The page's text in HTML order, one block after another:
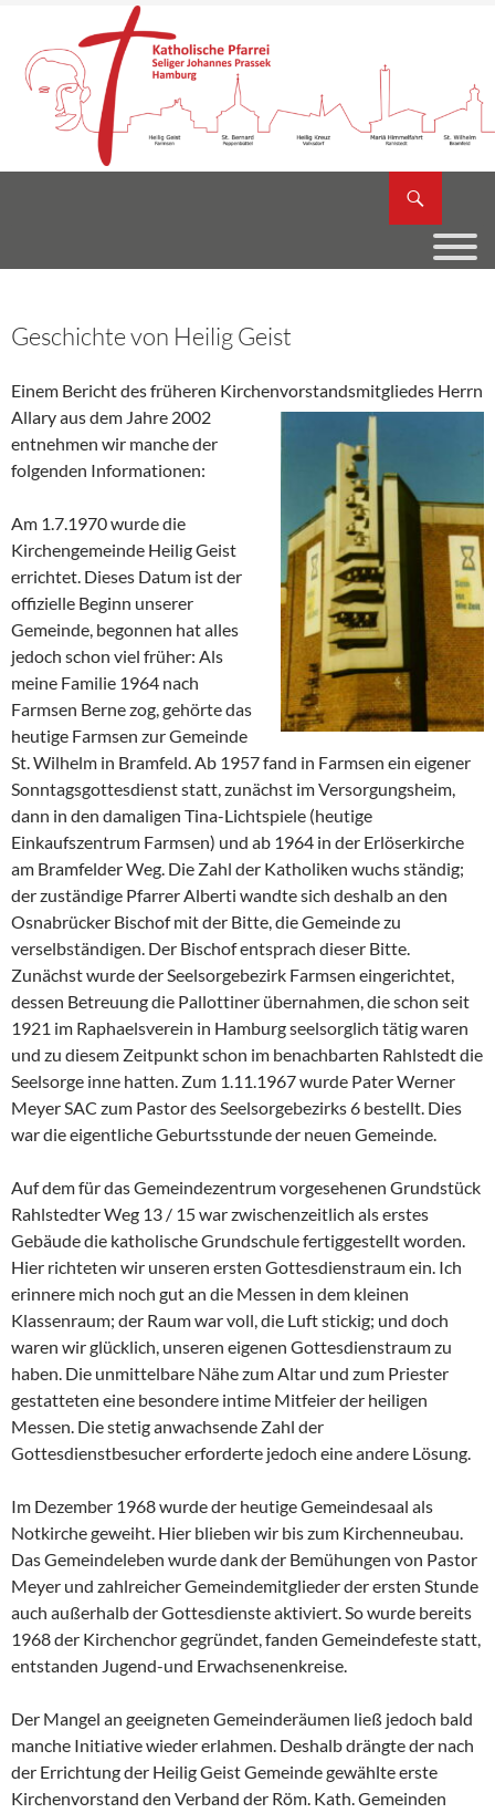
Inhalt
springen
Geschichte von Heilig Geist
Einem Bericht des früheren Kirchenvorstandsmitgliedes Herrn
Allary aus dem Jahre 2002
entnehmen wir manche der
folgenden Informationen:
Am 1.7.1970 wurde die
Kirchengemeinde Heilig Geist
errichtet. Dieses Datum ist der
offizielle Beginn unserer
Gemeinde, begonnen hat alles
jedoch schon viel früher: Als
meine Familie 1964 nach
Farmsen Berne zog, gehörte das
heutige Farmsen zur Gemeinde
St. Wilhelm in Bramfeld. Ab 1957 fand in Farmsen ein eigener
Sonntagsgottesdienst statt, zunächst im Versorgungsheim,
dann in den damaligen Tina-Lichtspiele (heutige
Einkaufszentrum Farmsen) und ab 1964 in der Erlöserkirche
am Bramfelder Weg. Die Zahl der Katholiken wuchs ständig;
der zuständige Pfarrer Alberti wandte sich deshalb an den
Osnabrücker Bischof mit der Bitte, die Gemeinde zu
verselbständigen. Der Bischof entsprach dieser Bitte.
Zunächst wurde der Seelsorgebezirk Farmsen eingerichtet,
dessen Betreuung die Pallottiner übernahmen, die schon seit
1921 im Raphaelsverein in Hamburg seelsorglich tätig waren
und zu diesem Zeitpunkt schon im benachbarten Rahlstedt die
Seelsorge inne hatten. Zum 1.11.1967 wurde Pater Werner
Meyer SAC zum Pastor des Seelsorgebezirks 6 bestellt. Dies
war die eigentliche Geburtsstunde der neuen Gemeinde.
Auf dem für das Gemeindezentrum vorgesehenen Grundstück
Rahlstedter Weg 13 / 15 war zwischenzeitlich als erstes
Gebäude die katholische Grundschule fertiggestellt worden.
Hier richteten wir unseren ersten Gottesdienstraum ein. Ich
erinnere mich noch gut an die Messen in dem kleinen
Klassenraum; der Raum war voll, die Luft stickig; und doch
waren wir glücklich, unseren eigenen Gottesdienstraum zu
haben. Die unmittelbare Nähe zum Altar und zum Priester
gestatteten eine besondere intime Mitfeier der heiligen
Messen. Die stetig anwachsende Zahl der
Gottesdienstbesucher erforderte jedoch eine andere Lösung.
Im Dezember 1968 wurde der heutige Gemeindesaal als
Notkirche geweiht. Hier blieben wir bis zum Kirchenneubau.
Das Gemeindeleben wurde dank der Bemühungen von Pastor
Meyer und zahlreicher Gemeindemitglieder der ersten Stunde
auch außerhalb der Gottesdienste aktiviert. So wurde bereits
1968 der Kirchenchor gegründet, fanden Gemeindefeste statt,
entstanden Jugend-und Erwachsenenkreise.
Der Mangel an geeigneten Gemeinderäumen ließ jedoch bald
manche Initiative wieder erlahmen. Deshalb drängte der nach
der Errichtung der Heilig Geist Gemeinde gewählte erste
Kirchenvorstand den Verband der Röm. Kath. Gemeinden